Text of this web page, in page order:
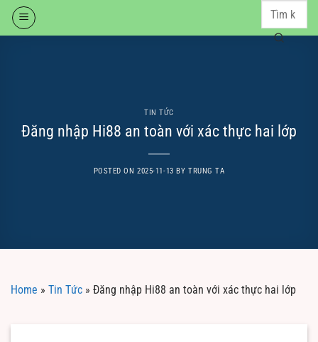
Skip
TIN TỨC
Đăng nhập Hi88 an toàn với xác thực hai lớp
POSTED ON2025-11-13 BY TRUNG TA
Home » Tin Tức » Đăng nhập Hi88 an toàn với xác thực hai lớp